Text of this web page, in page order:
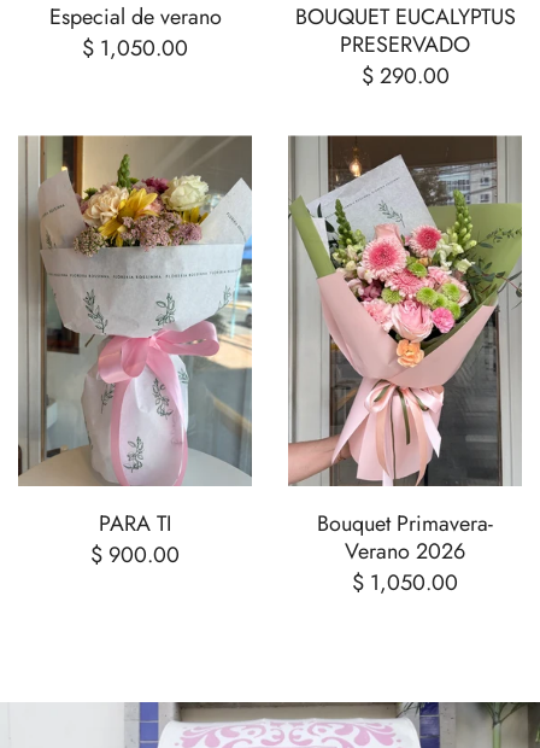
Especial de verano
$ 1,050.00
BOUQUET EUCALYPTUS
PRESERVADO
$ 290.00
PARA TI
$ 900.00
Bouquet Primavera-
Verano 2026
$ 1,050.00